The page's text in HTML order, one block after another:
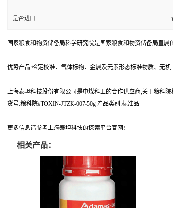
是否进口
国家粮食和物资储备局科学研究院是国家粮食和物资储备局直
优势产品:检定校准、气体标物、金属及元素形态标准物质、无
上海泰坦科技股份有限公司是中煤科工的合作供应商,关于粮科
货号:粮科院#TOXIN-JTZK-007-50g 产品类别:标准品
更多信息请参考上海泰坦科技的探索平台官网!
相关产品：